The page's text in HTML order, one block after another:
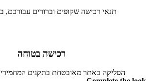
תנאי רכישה שקופים וברורים עבורכם,
רכישה בטוחה
הסליקה באתר מאובטחת בתקנים